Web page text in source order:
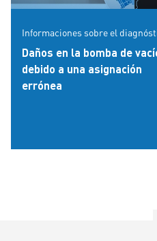
Informaciones sobre el
Daños en la bomba de
debido a una asignación
errónea